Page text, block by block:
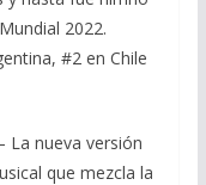
2022.
#2 en Chile
La nueva versión
que mezcla la